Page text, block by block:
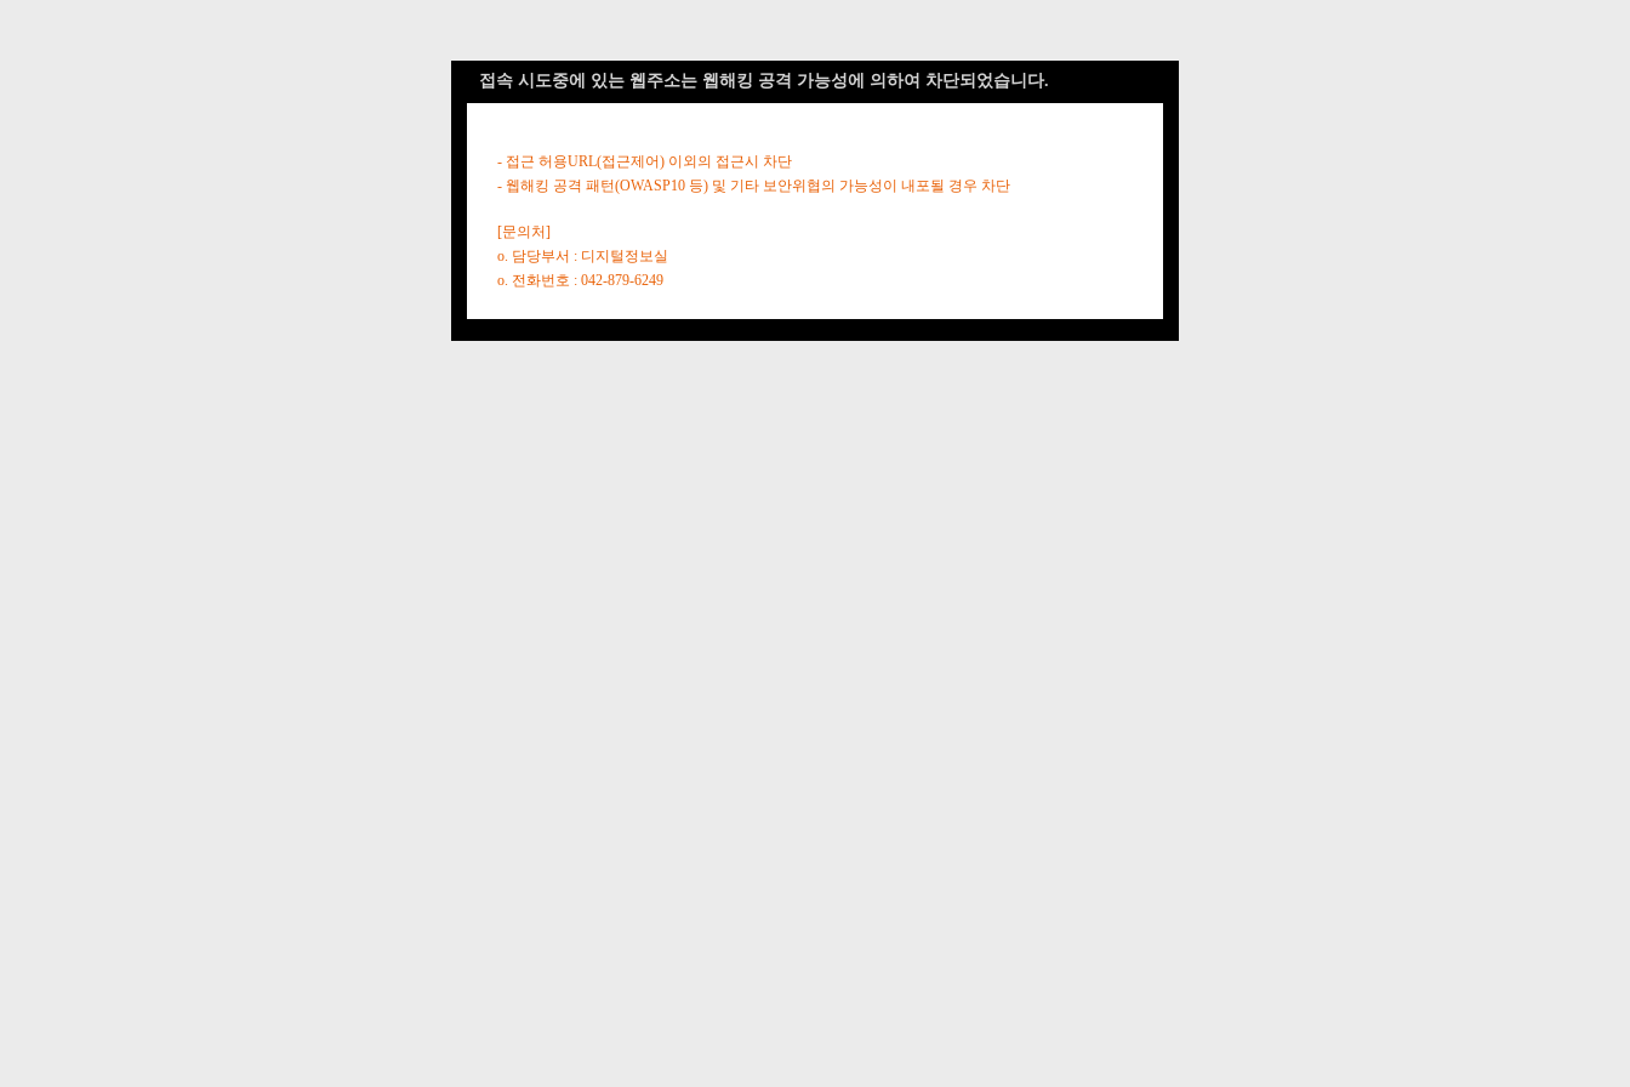
접속 시도중에 있는 웹주소는 웹해킹 공격 가능성에 의하여 차단되었습니다.
- 접근 허용URL(접근제어) 이외의 접근시 차단
- 웹해킹 공격 패턴(OWASP10 등) 및 기타 보안위협의 가능성이 내포될 경우 차단
[문의처]
o. 담당부서 : 디지털정보실
o. 전화번호 : 042-879-6249